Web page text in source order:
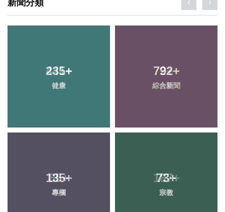
新聞分類
235+
健康
792+
綜合新聞
135+
專欄
73+
宗教